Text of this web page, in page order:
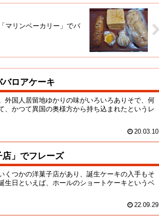
マリンベーカリー」でバ
ロアケーキ
外国人居留地ゆかりの味がいろいろありそで、何
、かつて異国の奥様方から持ち込まれたというレ
20.03.10
」でフレーズ
くつかの洋菓子店があり、誕生ケーキの入手もそ
生日といえば、ホールのショートケーキというベ
22.09.29